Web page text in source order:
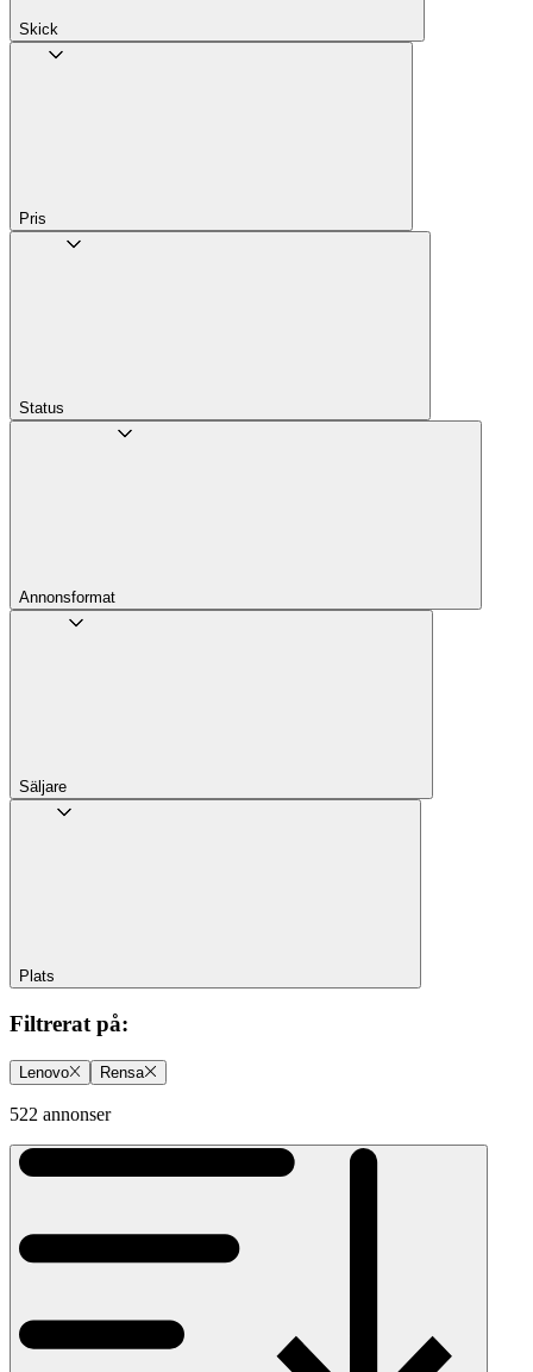
Skick
Pris
Status
Annons­format
Säljare
Plats
Filtrerat på:
Lenovo Rensa
522 annonser